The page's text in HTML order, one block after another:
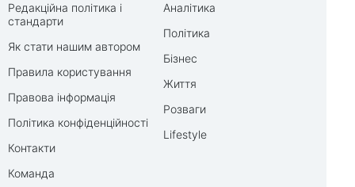
Редакційна політика і
стандарти
Як стати нашим автором
Правила користування
Правова інформація
Політика конфіденційності
Контакти
Команда
Аналітика
Політика
Бізнес
Життя
Розваги
Lifestyle